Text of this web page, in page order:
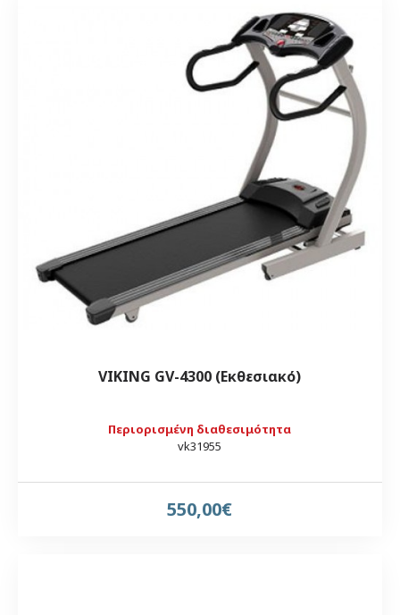
Περιορισμένη διαθεσιμότητα
vk31955
VIKING GV-4300 (Εκθεσιακό)
550,00€